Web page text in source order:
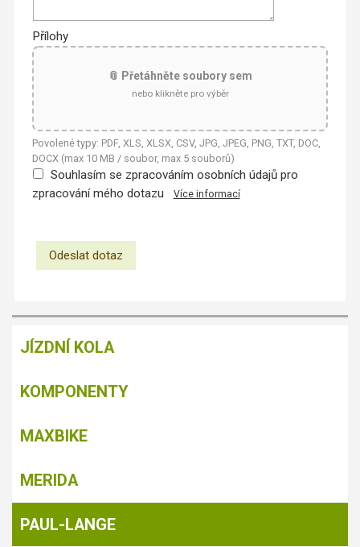
Přílohy
📎 Přetáhněte soubory sem
nebo klikněte pro výběr
Povolené typy: PDF, XLS, XLSX, CSV, JPG, JPEG, PNG, TXT, DOC,
DOCX (max 10 MB / soubor, max 5 souborů)
Souhlasím se zpracováním osobních údajů pro
zpracování mého dotazu
Více informací
JÍZDNÍ KOLA
KOMPONENTY
MAXBIKE
MERIDA
PAUL-LANGE